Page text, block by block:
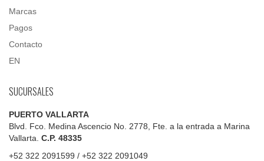
Marcas
Pagos
Contacto
EN
SUCURSALES
PUERTO VALLARTA
Blvd. Fco. Medina Ascencio No. 2778, Fte. a la entrada a Marina
Vallarta. C.P. 48335
+52 322 2091599 / +52 322 2091049